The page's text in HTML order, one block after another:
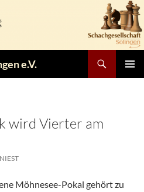
e.V.
wird Vierter am
Möhnesee-Pokal gehört zu